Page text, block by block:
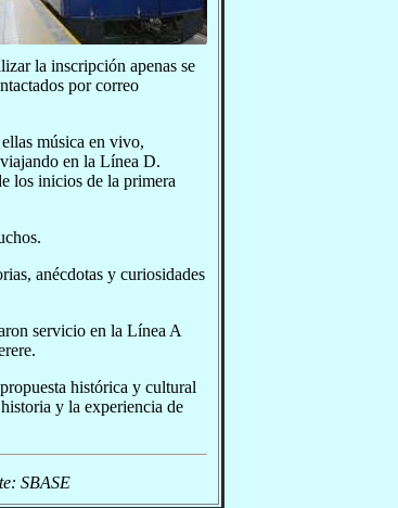
la inscripción apenas se
por correo
música en vivo,
en la Línea D.
los inicios de la primera
anécdotas y curiosidades
servicio en la Línea A
histórica y cultural
y la experiencia de
SBASE